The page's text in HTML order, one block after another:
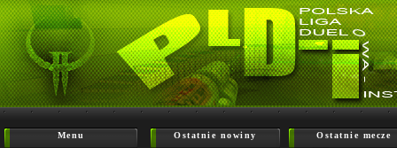
Menu
Ostatnie nowiny
Ostatnie mecze